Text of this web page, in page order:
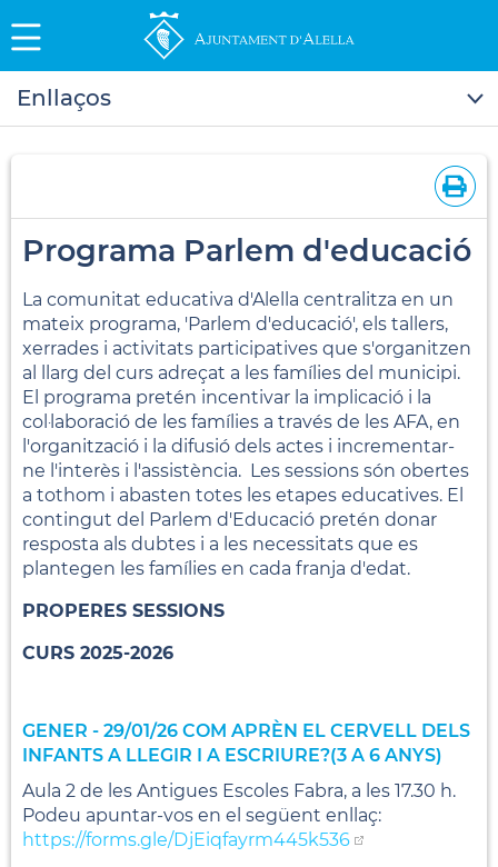
Enllaços
Programa Parlem d'educació
La comunitat educativa d'Alella centralitza en un
mateix programa, 'Parlem d'educació', els tallers,
xerrades i activitats participatives que s'organitzen
al llarg del curs adreçat a les famílies del municipi.
El programa pretén incentivar la implicació i la
col·laboració de les famílies a través de les AFA, en
l'organització i la difusió dels actes i incrementar-
ne l'interès i l'assistència. Les sessions són obertes
a tothom i abasten totes les etapes educatives. El
contingut del Parlem d'Educació pretén donar
resposta als dubtes i a les necessitats que es
plantegen les famílies en cada franja d'edat.
PROPERES SESSIONS
CURS 2025-2026
GENER - 29/01/26 COM APRÈN EL CERVELL DELS
INFANTS A LLEGIR I A ESCRIURE?(3 A 6 ANYS)
Aula 2 de les Antigues Escoles Fabra, a les 17.30 h.
Podeu apuntar-vos en el següent enllaç:
https://forms.gle/DjEiqfayrm445k536